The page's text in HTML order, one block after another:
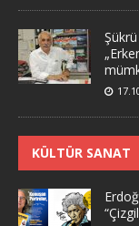
KÜLTÜR SANAT